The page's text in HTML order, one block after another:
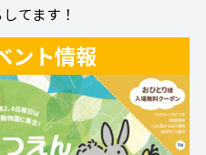
てます！
ント情報